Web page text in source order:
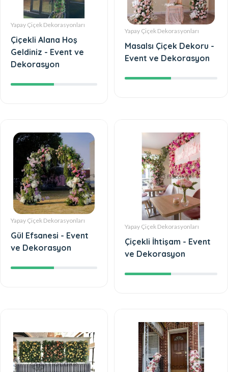
Yapay Çiçek Dekorasyonları
Çiçekli Alana Hoş
Geldiniz - Event ve
Dekorasyon
Yapay Çiçek Dekorasyonları
Masalsı Çiçek Dekoru -
Event ve Dekorasyon
Yapay Çiçek Dekorasyonları
Gül Efsanesi - Event
ve Dekorasyon
Yapay Çiçek Dekorasyonları
Çiçekli İhtişam - Event
ve Dekorasyon